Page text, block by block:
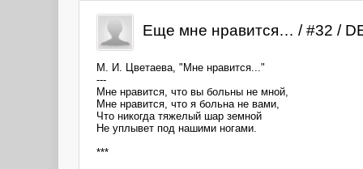
Еще мне нравится… / #32 /
М. И. Цветаева, "Мне нравится..."
---
Мне нравится, что вы больны не мной,
Мне нравится, что я больна не вами,
Что никогда тяжелый шар земной
Не уплывет под нашими ногами.
***